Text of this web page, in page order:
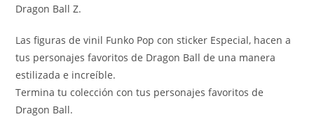
Dragon Ball Z.
Las figuras de vinil Funko Pop con sticker Especial, hacen a
tus personajes favoritos de Dragon Ball de una manera
estilizada e increíble.
Termina tu colección con tus personajes favoritos de
Dragon Ball.